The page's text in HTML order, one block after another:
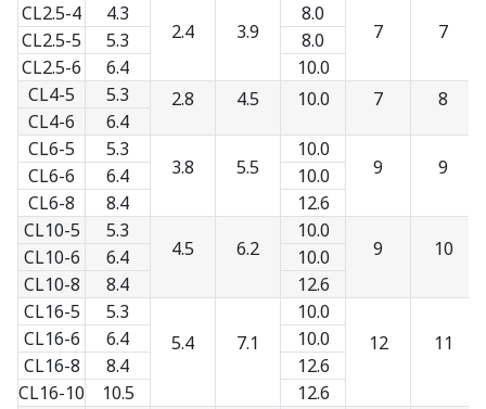
CL2.5-4
4.3
2.4 3.9
8.0
7 7
CL2.5-5 5.3
8.0
CL2.5-6
6.4
10.0
CL4-5
5.3 2.8 4.5 10.0 7
8
CL4-6
6.4
CL6-5
5.3
3.8 5.5
10.0
9 9
CL6-6 6.4
10.0
CL6-8
8.4
12.6
CL10-5
5.3
4.5 6.2
10.0
9 10
CL10-6 6.4
10.0
CL10-8
8.4
12.6
CL16-5
5.3
5.4
7.1
10.0
12
11
CL16-6 6.4
10.0
CL16-8
8.4
12.6
CL16-10
10.5
12.6